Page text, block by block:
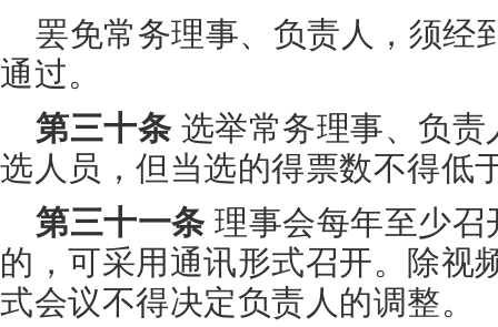
罢免常务理事、负责人，须经
通过。
第三十条选举常务理事、负责
选人员，但当选的得票数不得低
第三十一条理事会每年至少召
的，可采用通讯形式召开。除视
式会议不得决定负责人的调整。